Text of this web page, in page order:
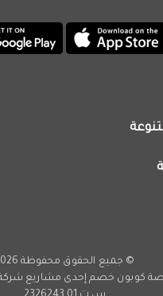
كوبون خصم
نمشي
كارفور© جميع الحقوق محفوظة 2026
كوبون خصم إحدى مشاريع